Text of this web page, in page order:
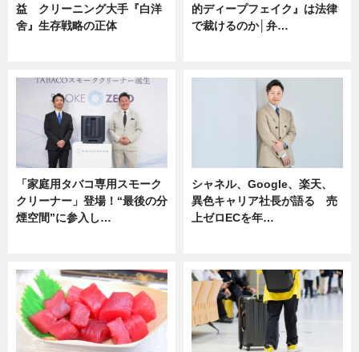
益 クリーニング大手『白洋
舍』生存戦略の正体
的ディープフェイク』は法律
で裁けるのか│弁…
「家庭用タバコ専用スモーク
クリーナー」登場！“最後の分
煙空間”に参入し…
シャネル、Google、楽天、
異色キャリア社長が語る 売
上ゼロECを年…